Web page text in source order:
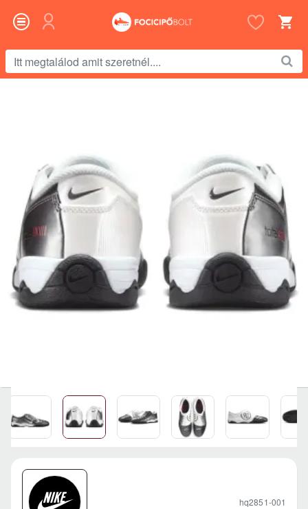
megtalálod
hq2851-001